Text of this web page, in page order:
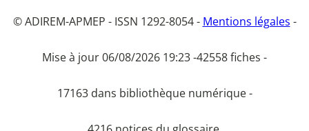
© ADIREM-APMEP - ISSN 1292-8054 - Mentions légales -
Mise à jour 06/08/2026 19:23 -42558 fiches -
17163 dans bibliothèque numérique -